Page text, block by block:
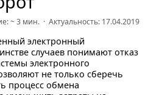
~3 мин. · Актуальность: 17.04.2019
электронный
случаев понимают отказ
электронного
не только сберечь
процесс обмена